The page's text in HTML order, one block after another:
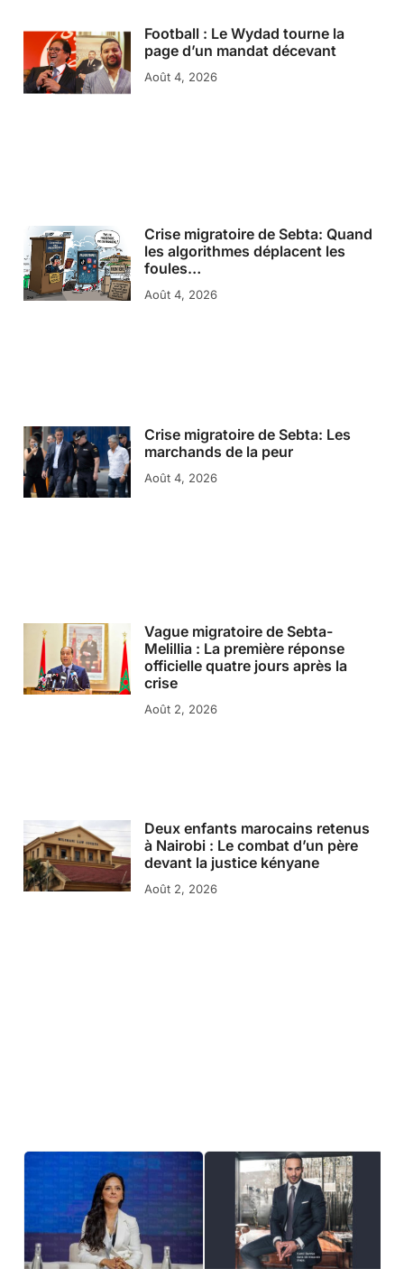
Football : Le Wydad tourne la
page d’un mandat décevant
Août 4, 2026
Crise migratoire de Sebta: Quand
les algorithmes déplacent les
foules…
Août 4, 2026
Crise migratoire de Sebta: Les
marchands de la peur
Août 4, 2026
Vague migratoire de Sebta-
Melillia : La première réponse
officielle quatre jours après la
crise
Août 2, 2026
Deux enfants marocains retenus
à Nairobi : Le combat d’un père
devant la justice kényane
Août 2, 2026